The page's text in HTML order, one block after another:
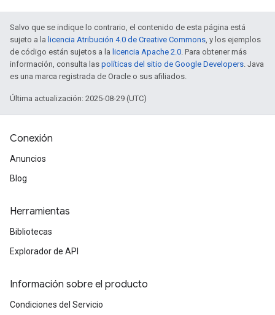
Salvo que se indique lo contrario, el contenido de esta página está
sujeto a la licencia Atribución 4.0 de Creative Commons, y los ejemplos
de código están sujetos a la licencia Apache 2.0. Para obtener más
información, consulta las políticas del sitio de Google Developers. Java
es una marca registrada de Oracle o sus afiliados.
Última actualización: 2025-08-29 (UTC)
Conexión
Anuncios
Blog
Herramientas
Bibliotecas
Explorador de API
Información sobre el producto
Condiciones del Servicio